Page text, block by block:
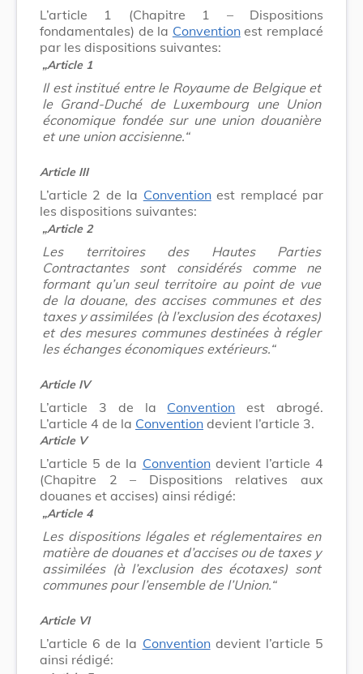
L’article 1 (Chapitre 1 – Dispositions
fondamentales) de la Conventionest remplacé
par les dispositions suivantes:
„Article 1
Il est institué entre le Royaume de Belgique et
le Grand-Duché de Luxembourg une Union
économique fondée sur une union douanière
et une union accisienne.“
Article III
L’article 2 de la Conventionest remplacé par
les dispositions suivantes:
„Article 2
Les territoires des Hautes Parties
Contractantes sont considérés comme ne
formant qu’un seul territoire au point de vue
de la douane, des accises communes et des
taxes y assimilées (à l’exclusion des écotaxes)
et des mesures communes destinées à régler
les échanges économiques extérieurs.“
Article IV
L’article 3 de la Convention est abrogé.
L’article 4 de la Convention devient l’article 3.
Article V
L’article 5 de la Conventiondevient l’article 4
(Chapitre 2 – Dispositions relatives aux
douanes et accises) ainsi rédigé:
„Article 4
Les dispositions légales et réglementaires en
matière de douanes et d’accises ou de taxes y
assimilées (à l’exclusion des écotaxes) sont
communes pour l’ensemble de l’Union.“
Article VI
L’article 6 de la Conventiondevient l’article 5
ainsi rédigé: